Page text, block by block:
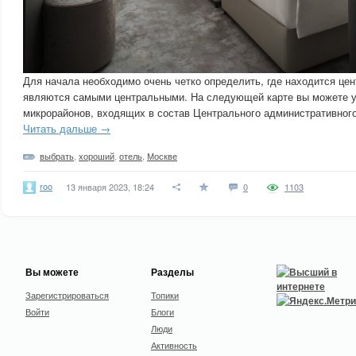
Для начала необходимо очень четко определить, где находится
являются самыми центральными. На следующей карте вы можете
микрорайонов, входящих в состав Центрального
Читать дальше →
выбрать хороший отель Москве
roo 13 января 2023, 18:24 0 1103
Вы можете
Зарегистрироваться
Войти
Разделы
Топики
Блоги
Люди
Активность